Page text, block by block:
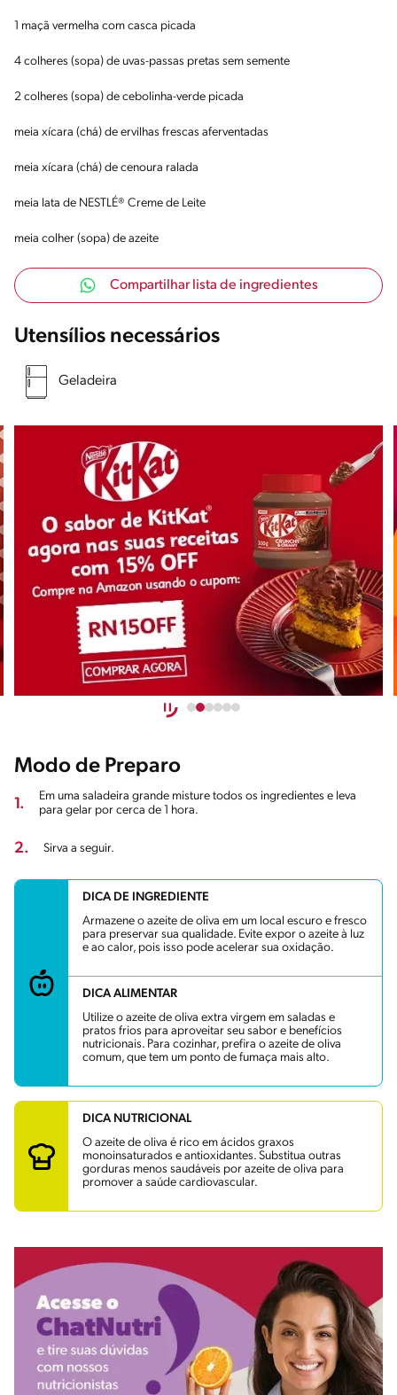
1 maçã vermelha com casca picada
4 colheres (sopa) de uvas-passas pretas sem semente
2 colheres (sopa) de cebolinha-verde picada
meia xícara (chá) de ervilhas frescas aferventadas
meia xícara (chá) de cenoura ralada
meia lata de NESTLÉ® Creme de Leite
meia colher (sopa) de azeite
Compartilhar lista de ingredientes
Utensílios necessários
Geladeira
Modo de Preparo
1.
Em uma saladeira grande misture todos os ingredientes e leva
para gelar por cerca de 1 hora.
2. Sirva a seguir.
DICA DE INGREDIENTE
Armazene o azeite de oliva em um local escuro e fresco
para preservar sua qualidade. Evite expor o azeite à luz
e ao calor, pois isso pode acelerar sua oxidação.
DICA ALIMENTAR
Utilize o azeite de oliva extra virgem em saladas e
pratos frios para aproveitar seu sabor e benefícios
nutricionais. Para cozinhar, prefira o azeite de oliva
comum, que tem um ponto de fumaça mais alto.
DICA NUTRICIONAL
O azeite de oliva é rico em ácidos graxos
monoinsaturados e antioxidantes. Substitua outras
gorduras menos saudáveis por azeite de oliva para
promover a saúde cardiovascular.